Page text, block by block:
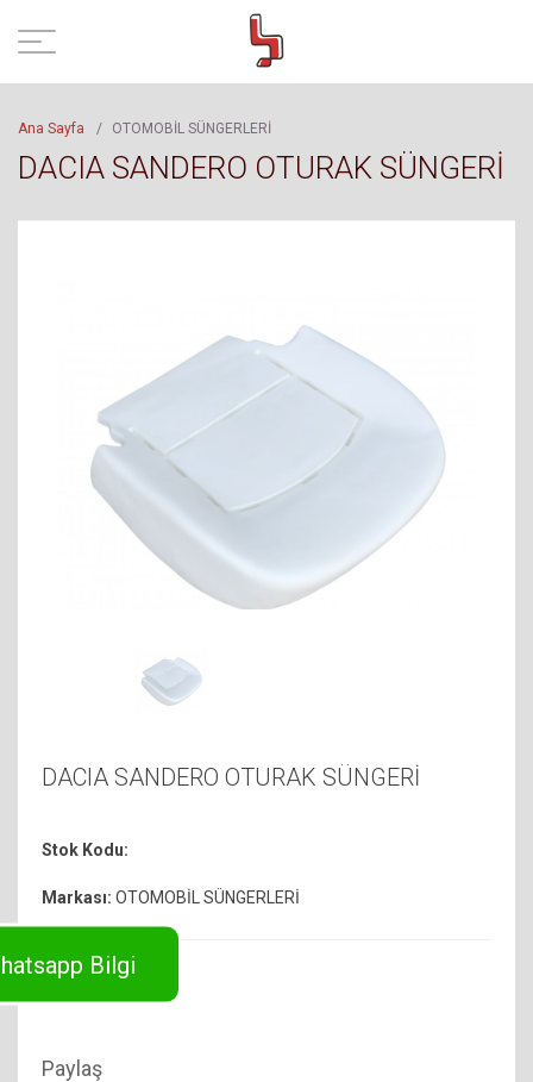
Ana Sayfa / OTOMOBİL SÜNGERLERİ
DACIA SANDERO OTURAK SÜNGERİ
DACIA SANDERO OTURAK SÜNGERİ
Stok Kodu:
Markası: OTOMOBİL SÜNGERLERİ
Bilgi
Paylaş